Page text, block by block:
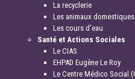
La recyclerie
Les animaux domestiques
Les cours d'eau
Santé et Actions Sociales
Le CIAS
EHPAD Eugène Le Roy
Le Centre Médico Social